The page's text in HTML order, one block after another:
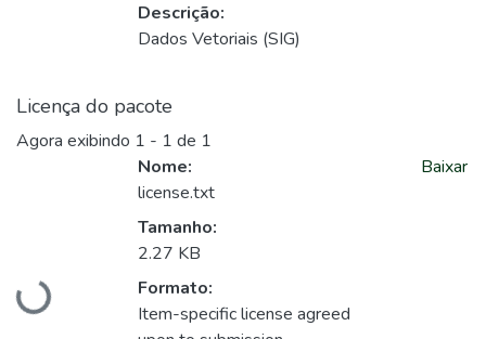
Descrição:
Dados Vetoriais (SIG)
Licença do pacote
Agora exibindo 1 - 1 de 1
Carregando...
Nome:
license.txt
Tamanho:
2.27 KB
Formato:
Item-specific license agreed
Baixar